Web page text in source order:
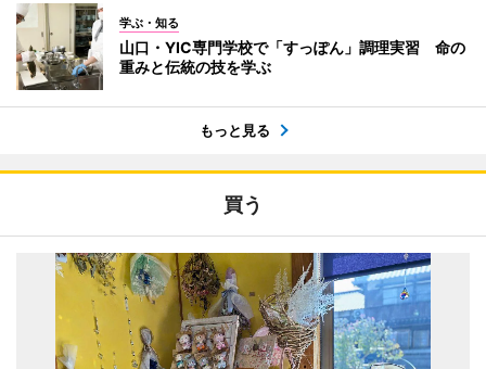
学ぶ・知る
山口・YIC専門学校で「すっぽん」調理実習 命の
重みと伝統の技を学ぶ
もっと見る
買う